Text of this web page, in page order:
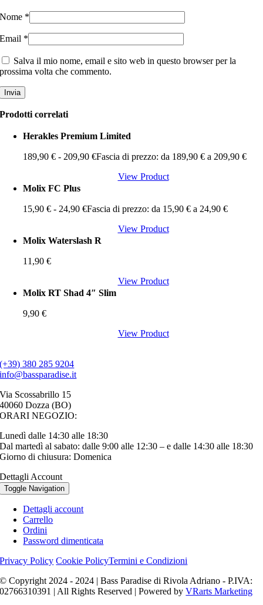
Nome *
Email *
Salva il mio nome, email e sito web in questo browser per la
prossima volta che commento.
Prodotti correlati
Herakles Premium Limited
189,90€ - 209,90€Fascia di prezzo: da 189,90 € a 209,90 €
View Product
Molix FC Plus
15,90€ - 24,90€Fascia di prezzo: da 15,90 € a 24,90 €
View Product
Molix Waterslash R
11,90€
View Product
Molix RT Shad 4″ Slim
9,90€
View Product
(+39) 380 285 9204
info@bassparadise.it
Via Scossabrillo 15
40060 Dozza (BO)
ORARI NEGOZIO:
Lunedì dalle 14:30 alle 18:30
Dal martedì al sabato: dalle 9:00 alle 12:30 – e dalle 14:30 alle 18:30
Giorno di chiusura: Domenica
Dettagli Account
Toggle Navigation
Dettagli account
Carrello
Ordini
Password dimenticata
Privacy Policy Cookie PolicyTermini e Condizioni
© Copyright 2024 - 2024 | Bass Paradise di Rivola Adriano - P.IVA:
02766310391 | All Rights Reserved | Powered byVRarts Marketing